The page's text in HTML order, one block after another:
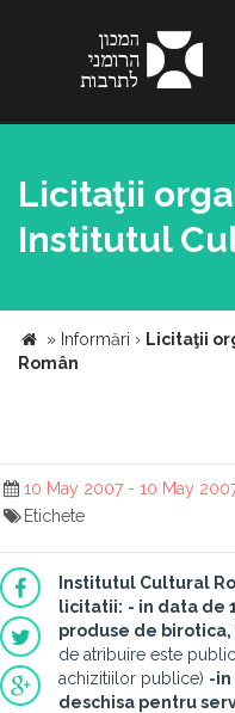
Licitaţii
Institutul
» Informări › Licitaţii
Român
10 May 2007 - 10 May
Etichete
Institutul Cultural
licitatii: - in data de
produse de
de atribuire este
achizitiilor publice) -in
deschisa pentru